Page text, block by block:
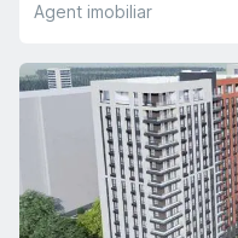
Agent imobiliar